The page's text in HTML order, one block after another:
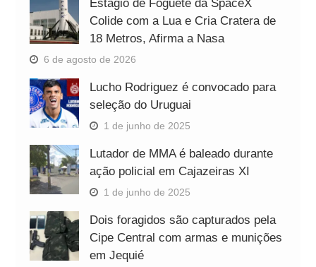
Estágio de Foguete da SpaceX
Colide com a Lua e Cria Cratera de
18 Metros, Afirma a Nasa
6 de agosto de 2026
Lucho Rodriguez é convocado para
seleção do Uruguai
1 de junho de 2025
Lutador de MMA é baleado durante
ação policial em Cajazeiras XI
1 de junho de 2025
Dois foragidos são capturados pela
Cipe Central com armas e munições
em Jequié